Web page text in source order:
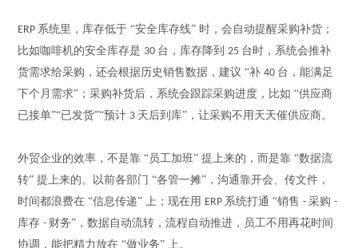
ERP系统里，库存低于 “安全库存线” 时，会自动提醒采购补货；
比如咖啡机的安全库存是 30 台，库存降到25 台时，系统会推补
货需求给采购，还会根据历史销售数据，建议 “补40 台，能满足
下个月需求”；采购补货后，系统会跟踪采购进度，比如 “供应商
已接单”“已发货”“预计 3 天后到库”，让采购不用天天催供应商。
外贸企业的效率，不是靠 “员工加班” 提上来的，而是靠 “数据流
转” 提上来的。以前各部门 “各管一摊”，沟通靠开会、传文件，
时间都浪费在 “信息传递” 上；现在用 ERP系统打通 “销售-采购-
库存- 财务”，数据自动流转，流程自动推进，员工不用再花时间
协调，能把精力放在 “做业务” 上。